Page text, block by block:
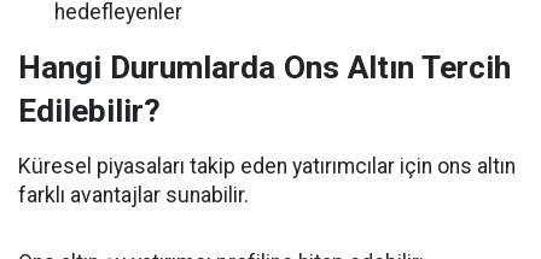
hedefleyenler
Hangi Durumlarda Ons Altın Tercih
Edilebilir?
Küresel piyasaları takip eden yatırımcılar için ons altın
farklı avantajlar sunabilir.